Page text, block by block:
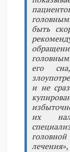
быть
его
и не
их
лечения»,